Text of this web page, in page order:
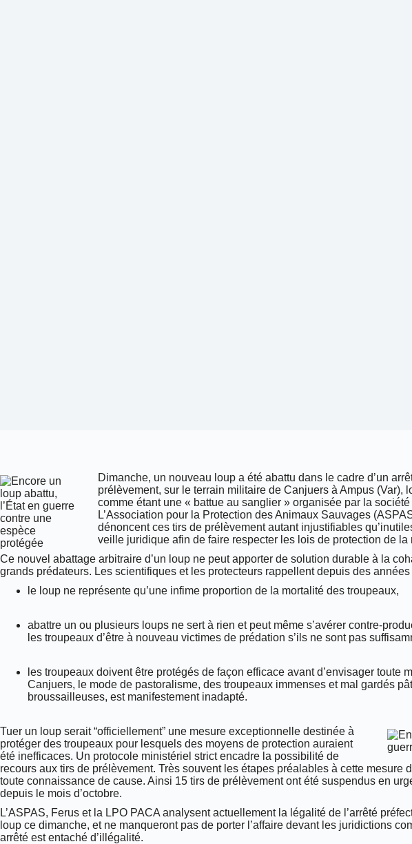
Dimanche, un nouveau loup a été abattu dans le cadre d’un
prélèvement, sur le terrain militaire de Canjuers à Ampus (Var),
comme étant une « battue au sanglier » organisée par la
L’Association pour la Protection des Animaux Sauvages
dénoncent ces tirs de prélèvement autant injustifiables
veille juridique afin de faire respecter les lois de protection de la
Ce nouvel abattage arbitraire d’un loup ne peut apporter de solution durable à la
grands prédateurs. Les scientifiques et les protecteurs rappellent depuis des années
le loup ne représente qu’une infime proportion de la mortalité des troupeaux,
abattre un ou plusieurs loups ne sert à rien et peut même s’avérer contre-
les troupeaux d’être à nouveau victimes de prédation s’ils ne sont pas
les troupeaux doivent être protégés de façon efficace avant d’envisager toute
Canjuers, le mode de pastoralisme, des troupeaux immenses et mal gardés
broussailleuses, est manifestement inadapté.
Tuer un loup serait “officiellement” une mesure exceptionnelle destinée à
protéger des troupeaux pour lesquels des moyens de protection auraient
été inefficaces. Un protocole ministériel strict encadre la possibilité de
recours aux tirs de prélèvement. Très souvent les étapes préalables à cette mesure
toute connaissance de cause. Ainsi 15 tirs de prélèvement ont été suspendus en
depuis le mois d’octobre.
L’ASPAS, Ferus et la LPO PACA analysent actuellement la légalité de l’arrêté
loup ce dimanche, et ne manqueront pas de porter l’affaire devant les juridictions
arrêté est entaché d’illégalité.